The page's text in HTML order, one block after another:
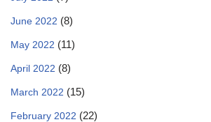
June 2022 (8)
May 2022 (11)
April 2022 (8)
March 2022 (15)
February 2022 (22)